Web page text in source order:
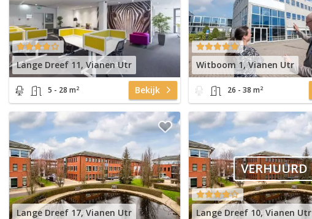
Lange Dreef 11, Vianen Utr
5 - 28 m2 Bekijk
Witboom 1, Vianen Utr
26 - 38 m2
Lange Dreef 17, Vianen Utr Lange Dreef 10, Vianen Utr
VERHUURD